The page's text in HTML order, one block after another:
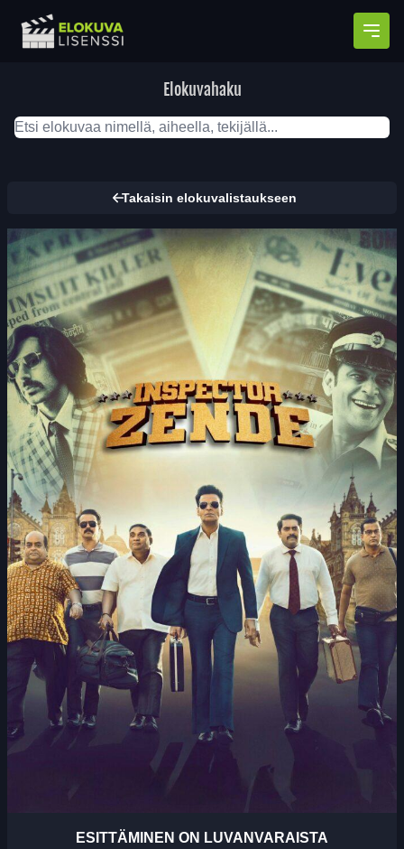
Elokuvahaku
Takaisin elokuvalistaukseen
ESITTÄMINEN ON LUVANVARAISTA